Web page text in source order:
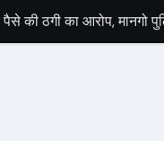
की ठगी का आरोप, मानगो
यात्रा में उमड़ा राष्ट्रभक्ति
यूनिट रक्तदान, 200 पौधा दान